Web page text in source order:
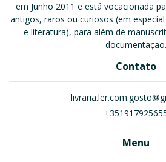
em Junho 2011 e está vocacionada
antigos, raros ou curiosos (em
e literatura), para além de
documentação.
Contato
Menu